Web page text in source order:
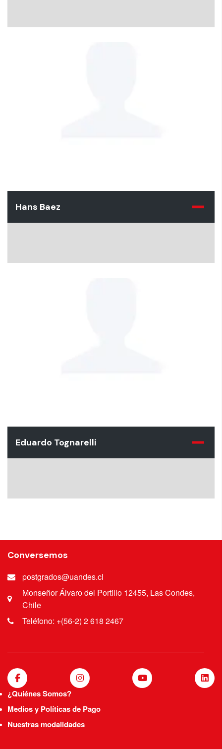
Hans Baez
Eduardo Tognarelli
Conversemos
postgrados@uandes.cl
Monseñor Álvaro del Portillo 12455, Las Condes,
Chile
Teléfono: +(56-2) 2 618 2467
¿Quiénes Somos?
Medios y Políticas de Pago
Nuestras modalidades